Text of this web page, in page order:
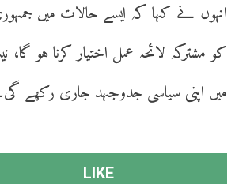
انہوں نے کہا کہ ایسے حالات میں
کو مشترکہ لائحہ عمل اختیار کرنا ہو گا،
میں اپنی سیاسی جدوجہد جاری رکھے
LIKE